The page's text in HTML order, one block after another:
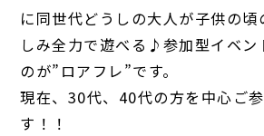
に同世代どうしの大人が子供の頃
しみ全力で遊べる♪参加型イベン
のが”ロアフレ”です。
現在、30代、40代の方を中心ご
す！！